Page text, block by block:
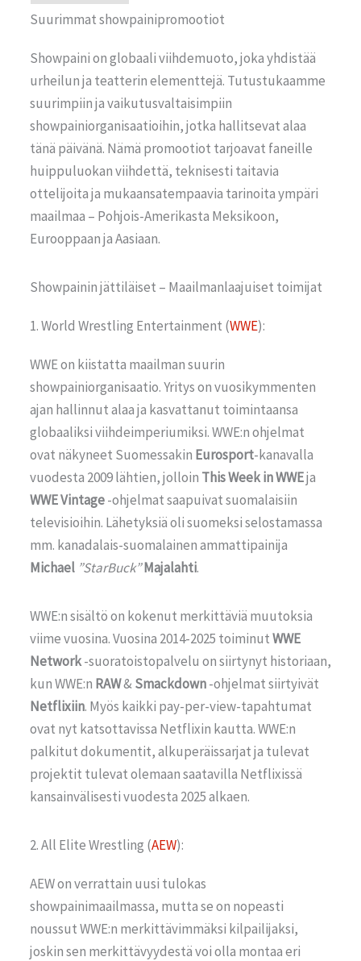
Suurimmat showpainipromootiot
Showpaini on globaali viihdemuoto, joka yhdistää
urheilun ja teatterin elementtejä. Tutustukaamme
suurimpiin ja vaikutusvaltaisimpiin
showpainiorganisaatioihin, jotka hallitsevat alaa
tänä päivänä. Nämä promootiot tarjoavat faneille
huippuluokan viihdettä, teknisesti taitavia
ottelijoita ja mukaansatempaavia tarinoita ympäri
maailmaa – Pohjois-Amerikasta Meksikoon,
Eurooppaan ja Aasiaan.
Showpainin jättiläiset – Maailmanlaajuiset toimijat
1. World Wrestling Entertainment (WWE):
WWE on kiistatta maailman suurin
showpainiorganisaatio. Yritys on vuosikymmenten
ajan hallinnut alaa ja kasvattanut toimintaansa
globaaliksi viihdeimperiumiksi. WWE:n ohjelmat
ovat näkyneet Suomessakin Eurosport-kanavalla
vuodesta 2009 lähtien, jolloin This Week in WWEja
WWE Vintage-ohjelmat saapuivat suomalaisiin
televisioihin. Lähetyksiä oli suomeksi selostamassa
mm. kanadalais-suomalainen ammattipainija
Michael ”StarBuck”Majalahti.
WWE:n sisältö on kokenut merkittäviä muutoksia
viime vuosina. Vuosina 2014-2025 toiminutWWE
Network-suoratoistopalvelu on siirtynyt historiaan,
kun WWE:n RAW&Smackdown-ohjelmat siirtyivät
Netflixiin. Myös kaikki pay-per-view-tapahtumat
ovat nyt katsottavissa Netflixin kautta. WWE:n
palkitut dokumentit, alkuperäissarjat ja tulevat
projektit tulevat olemaan saatavilla Netflixissä
kansainvälisesti vuodesta 2025 alkaen.
2. All Elite Wrestling (AEW):
AEW on verrattain uusi tulokas
showpainimaailmassa, mutta se on nopeasti
noussut WWE:n merkittävimmäksi kilpailijaksi,
joskin sen merkittävyydestä voi olla montaa eri